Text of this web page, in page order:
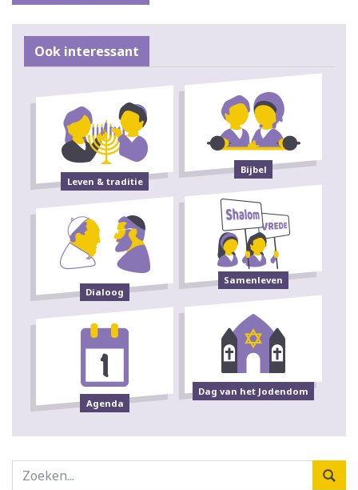
Ook interessant
Leven & traditie
Bijbel
Dialoog
Samenleven
Agenda
Dag van het Jodendom